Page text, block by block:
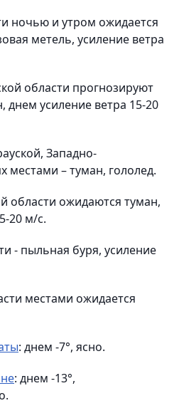
ночью и утром ожидается
метель, усиление ветра
области прогнозируют
днем усиление ветра 15-20
Западно-
местами – туман, гололед.
области ожидаются туман,
20 м/с.
- пыльная буря, усиление
местами ожидается
: днем -7°, ясно.
: днем -13°,